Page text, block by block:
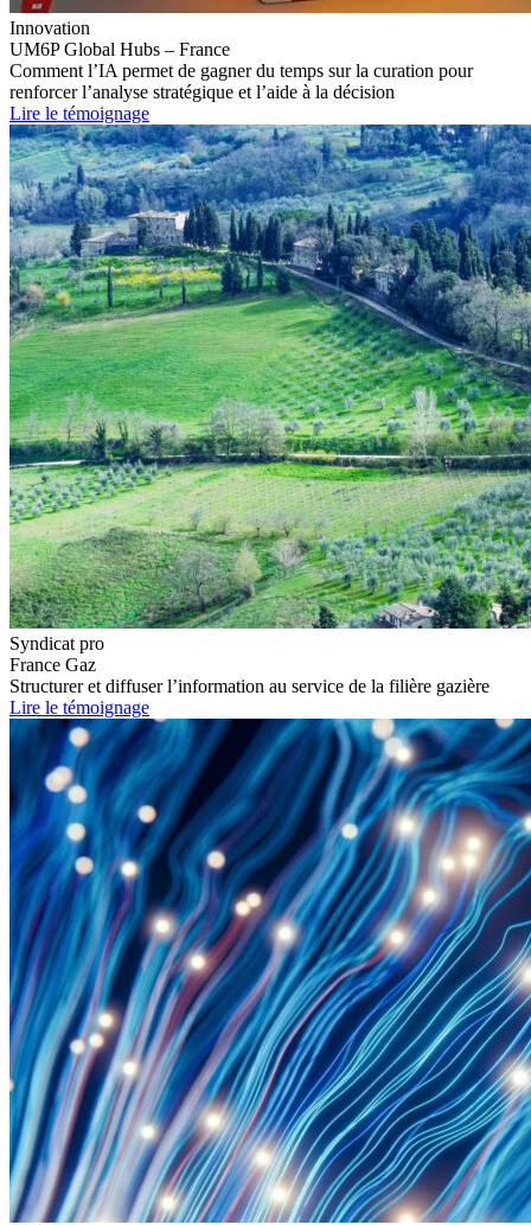
Innovation
UM6P Global Hubs – France
Comment l’IA permet de gagner du temps sur la curation pour
renforcer l’analyse stratégique et l’aide à la décision
Lire le témoignage
Syndicat pro
France Gaz
Structurer et diffuser l’information au service de la filière gazière
Lire le témoignage